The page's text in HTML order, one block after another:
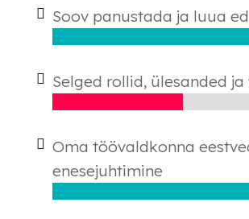
Soov panustada ja luua
Selged rollid, ülesanded
Oma töövaldkonna
enesejuhtimine